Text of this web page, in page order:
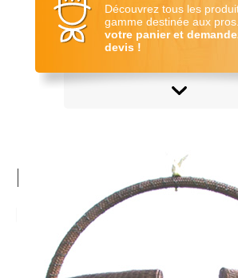
Découvrez tous les
gamme destinée aux pros.
votre panier et
devis !
NOS BEST-